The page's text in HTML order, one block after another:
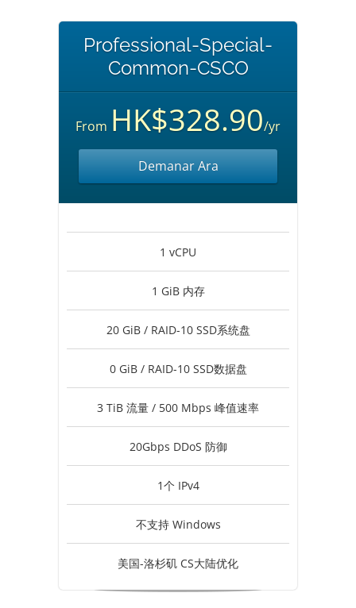
Professional-Special-
Common-CSCO
From HK$328.90/yr
Demanar Ara
1 vCPU
1 GiB 内存
20 GiB / RAID-10 SSD系统盘
0 GiB / RAID-10 SSD数据盘
3 TiB 流量 / 500 Mbps 峰值速率
20Gbps DDoS 防御
1个 IPv4
不支持 Windows
美国-洛杉矶 CS大陆优化